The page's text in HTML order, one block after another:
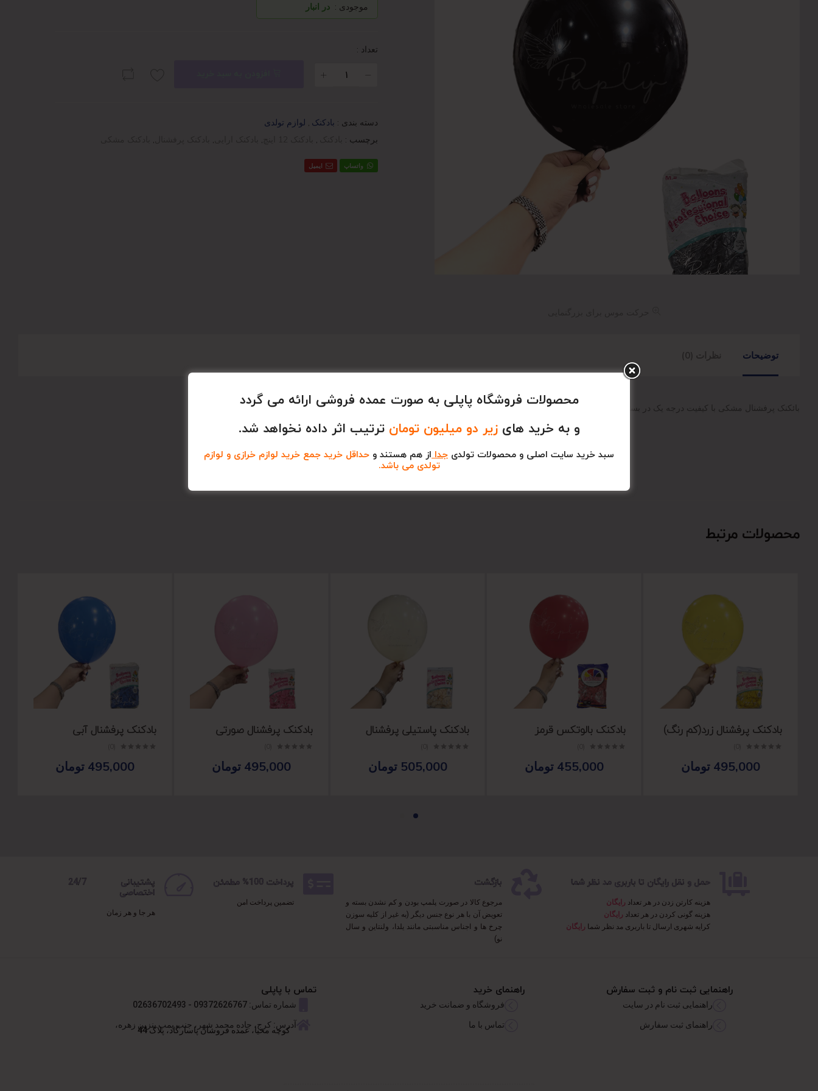
موجودی : در انبار
تعداد :
دسته بندی : بادکنک , لوازم تولدی
برچسب :
,
,
,
,
واتساپ ایمیل
توضیحات
بائکنک پرفشنال مشکی با کیفیت درجه یک در بسته دبندی 100 عددی , سایز 12 و وزن 220 گرم می باشد . مناسب جهت انواع مهمانی , تولد و مراسم مذهبی
محصولات مرتبط
بادکنک پرفشنال زرد(کم رنگ)
495,000 تومان
بادکنک بالوتکس قرمز
455,000 تومان
بادکنک پاستیلی پرفشنال
505,000 تومان
بادکنک پرفشنال صورتی
495,000 تومان
بادکنک پرفشنال آبی
495,000 تومان
حمل و نقل رایگان تا باربری مد نظر شما
هزینه کارتن زدن در هر تعداد رایگان
هزینه گونی کردن در هر تعداد رایگان
کرایه شهری ارسال تا باربری مد نظر شما رایگان
بازگشت
مرجوع کالا در صورت پلمپ بودن و کم نشدن بسته و
تعویض آن با هر نوع جنس دیگر (به غیر از کلیه سوزن
چرخ ها و اجناس مناسبتی مانند یلدا، ولنتاین و سال
نو)
پرداخت 100% مطمئن
تضمین پرداخت امن
پشتیبانی 24/7
اختصاصی
هر جا و هر زمان
راهنمایی ثبت نام و ثبت سفارش
راهنمایی ثبت نام در سایت
راهنمای ثبت سفارش
راهنمای خرید
فروشگاه و ضمانت خرید
تماس با ما
تماس با پاپلی
شماره تماس: 09372626767 - 02636702493
آدرس: کرج، جاده محمد شهر، جنب پمپ بنزین زهره،
کوچه محیا، عمده فروشان پاسارگاد، پلاک 44
محصولات فروشگاه پاپلی به صورت عمده فروشی ارائه می گردد
و به خرید هایزیر دو میلیون تومان ترتیب اثر داده نخواهد شد.
سبد خرید سایت اصلی و محصولات تولدی جدا از هم هستند و حداقل خرید جمع خرید لوازم خرازی و لوازم
تولدی می باشد.